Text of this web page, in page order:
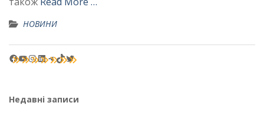
НОВИНИ
Facebook
YouTube
Instagram
LinkedIn
Telegram
TikTok
Twitter
Недавні записи